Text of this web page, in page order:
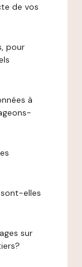
de vos
pour
à
elles
sur